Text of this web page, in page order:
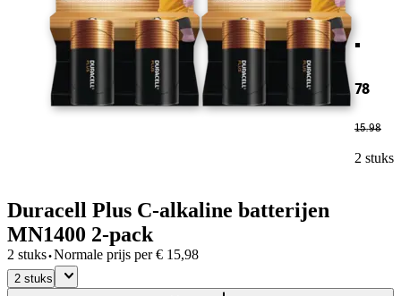
.
78
15.98
2 stuks
Duracell Plus C-alkaline batterijen
MN1400 2-pack
2 stuks·Normale prijs per € 15,98
2 stuks